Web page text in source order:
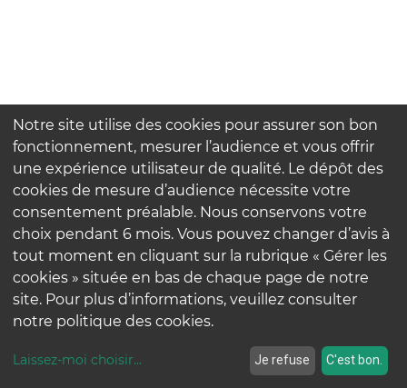
Notre site utilise des cookies pour assurer son bon
fonctionnement, mesurer l’audience et vous offrir
une expérience utilisateur de qualité. Le dépôt des
cookies de mesure d’audience nécessite votre
consentement préalable. Nous conservons votre
choix pendant 6 mois. Vous pouvez changer d’avis à
tout moment en cliquant sur la rubrique « Gérer les
cookies » située en bas de chaque page de notre
site. Pour plus d’informations, veuillez consulter
notre politique des cookies.
Laissez-moi choisir... Je refuse C'est bon.